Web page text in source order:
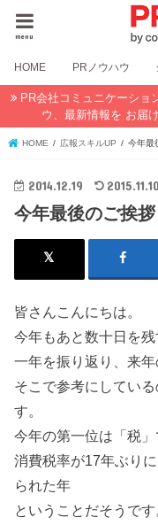
menu
HOME PRノウハウ
PR会社コミュニケーショ
ウ、最新情報を お届
HOME 広報スキルUP 今年最
2014.12.19 2015.11.10
今年最後のご挨拶
皆さんこんにちは。
今年もあと数十日を残
一年を振り返り、来
そこで参考にしてい
す。
今年の第一位は「税」
消費税率が17年ぶり
られた年
ということだそうです